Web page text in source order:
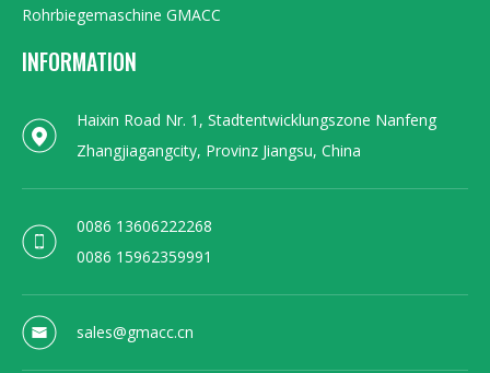
Rohrbiegemaschine GMACC
INFORMATION
Haixin Road Nr. 1, Stadtentwicklungszone Nanfeng
Zhangjiagangcity, Provinz Jiangsu, China
0086 13606222268
0086 15962359991
sales@gmacc.cn